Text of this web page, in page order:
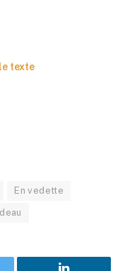
texte
En vedette